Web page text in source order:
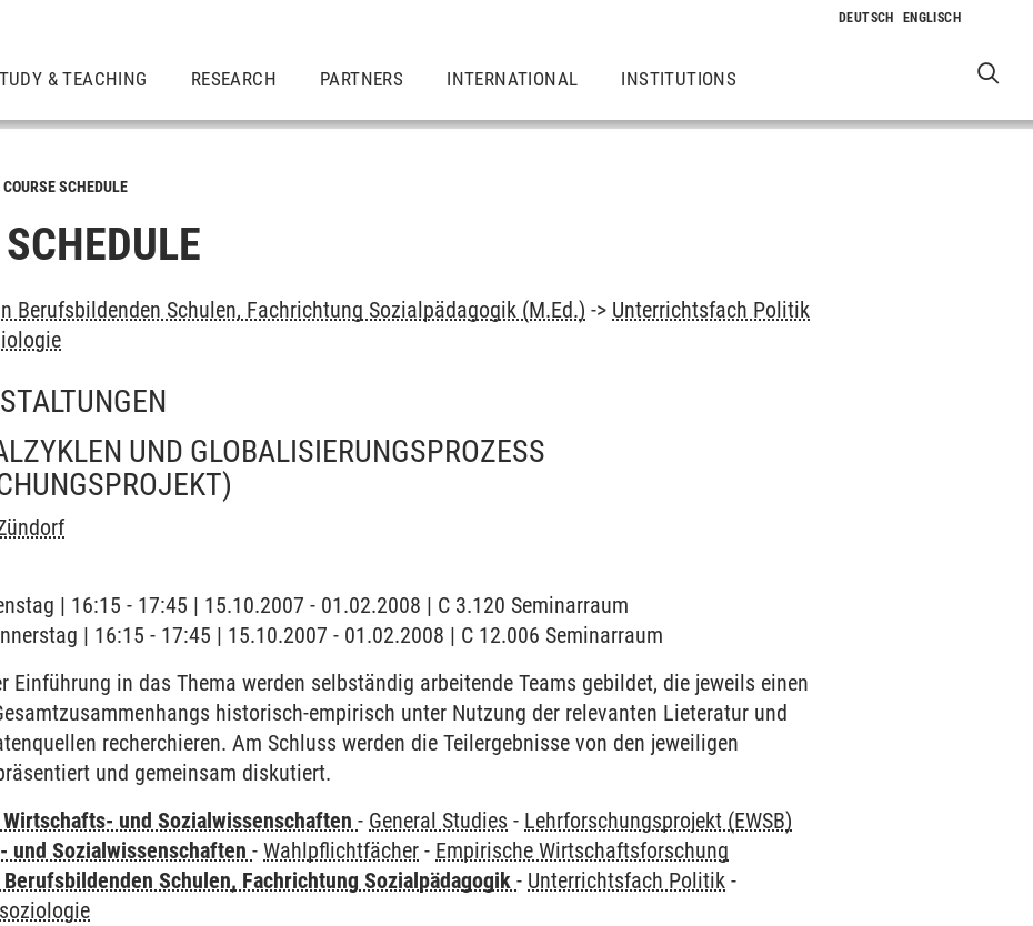
& TEACHING RESEARCH PARTNERS INTERNATIONAL INSTITUTIONS
COURSE SCHEDULE
Berufsbildenden Schulen, Fachrichtung Sozialpädagogik (M.Ed.) -> Unterrichtsfach Politik
UND GLOBALISIERUNGSPROZESS
| 16:15 - 17:45 | 15.10.2007 - 01.02.2008 | C 3.120 Seminarraum
| 16:15 - 17:45 | 15.10.2007 - 01.02.2008 | C 12.006 Seminarraum
Einführung in das Thema werden selbständig arbeitende Teams gebildet, die jeweils einen
historisch-empirisch unter Nutzung der relevanten Lieteratur und
recherchieren. Am Schluss werden die Teilergebnisse von den jeweiligen
und gemeinsam diskutiert.
und Sozialwissenschaften- General Studies - Lehrforschungsprojekt (EWSB)
und Sozialwissenschaften-Wahlpflichtfächer - Empirische Wirtschaftsforschung
Berufsbildenden Schulen, Fachrichtung Sozialpädagogik- Unterrichtsfach Politik -